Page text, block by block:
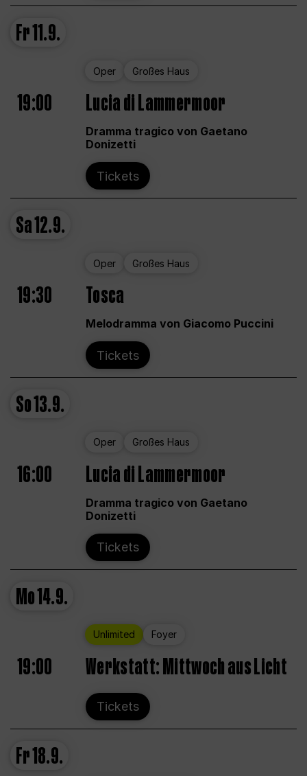
Fr11.9.
Oper Großes Haus
19:00 Lucia di Lammermoor
Dramma tragico von Gaetano
Donizetti
Tickets
Sa12.9.
Oper Großes Haus
19:30 Tosca
Melodramma von Giacomo Puccini
Tickets
So13.9.
Oper Großes Haus
16:00 Lucia di Lammermoor
Dramma tragico von Gaetano
Donizetti
Tickets
Mo14.9.
Unlimited Foyer
19:00 Werkstatt: Mittwoch aus Licht
Tickets
Fr18.9.